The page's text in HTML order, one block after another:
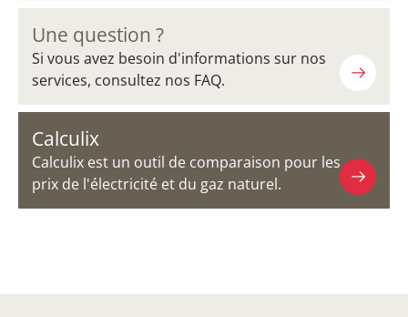
Une question ?
Si vous avez besoin d'informations sur nos
services, consultez nos FAQ.
Calculix
Calculix est un outil de comparaison pour les
prix de l'électricité et du gaz naturel.